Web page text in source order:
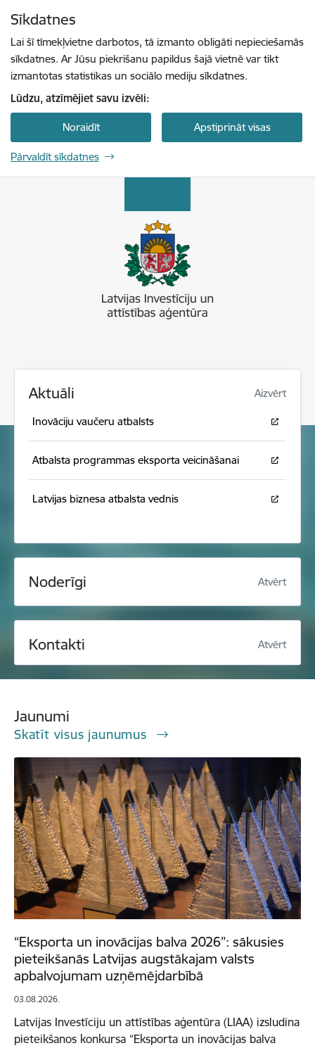
Sīkdatnes
Lai šī tīmekļvietne darbotos, tā izmanto obligāti nepieciešamās
sīkdatnes. Ar Jūsu piekrišanu papildus šajā vietnē var tikt
izmantotas statistikas un sociālo mediju sīkdatnes.
Lūdzu, atzīmējiet savu izvēli:
Noraidīt Apstiprināt visas
Pārvaldīt sīkdatnes
Aktuāli Aizvērt
Inovāciju vaučeru atbalsts
Atbalsta programmas eksporta veicināšanai
Latvijas biznesa atbalsta vednis
Noderīgi Atvērt
Kontakti Atvērt
Jaunumi
Skatīt visus jaunumus
“Eksporta un inovācijas balva 2026”: sākusies
pieteikšanās Latvijas augstākajam valsts
apbalvojumam uzņēmējdarbībā
03.08.2026.
Latvijas Investīciju un attīstības aģentūra (LIAA) izsludina
pieteikšanos konkursa “Eksporta un inovācijas balva